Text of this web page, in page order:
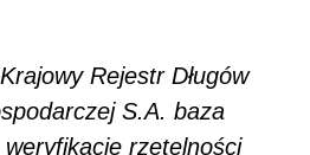
Rejestr Długów
S.A. baza
rzetelności